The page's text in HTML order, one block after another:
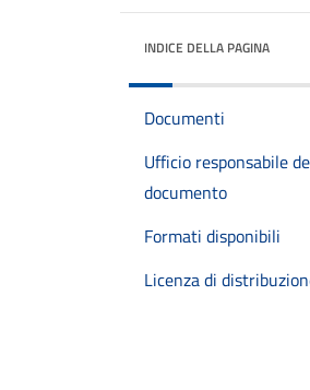
INDICE DELLA PAGINA
Documenti
Ufficio responsabile
documento
Formati disponibili
Licenza di